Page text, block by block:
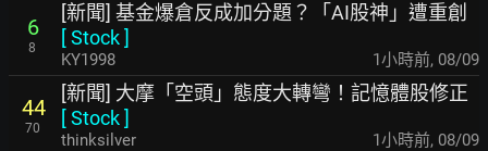
6
8
[新聞] 基金爆倉反成加分題？「AI股神」遭重創
[Stock]
KY1998 1小時前, 08/09
44
70
[新聞] 大摩「空頭」態度大轉彎！記憶體股修正
[Stock]
thinksilver 1小時前, 08/09